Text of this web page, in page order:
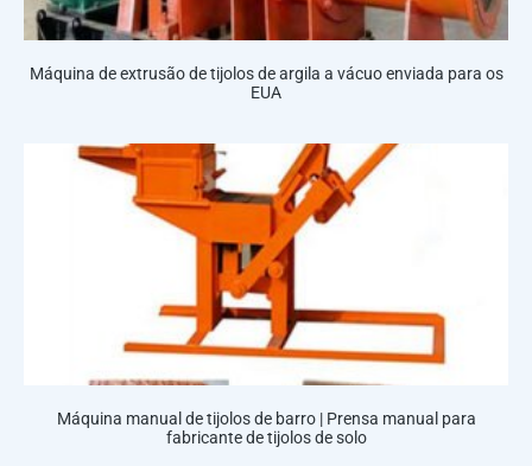
Máquina de extrusão de tijolos de argila a vácuo enviada para os
EUA
Máquina manual de tijolos de barro | Prensa manual para
fabricante de tijolos de solo